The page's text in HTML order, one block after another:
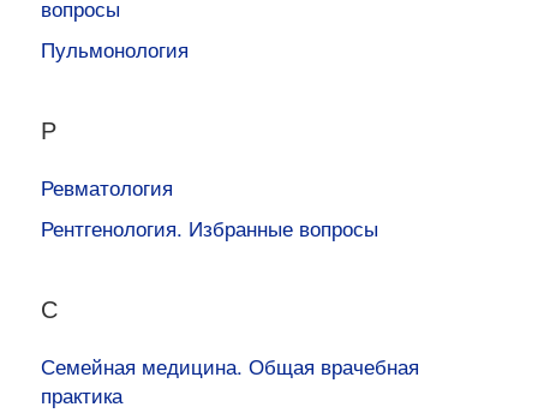
вопросы
Пульмонология
Р
Ревматология
Рентгенология. Избранные вопросы
С
Семейная медицина. Общая врачебная
практика